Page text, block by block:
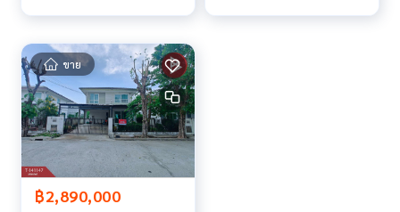
ยี และ นวัตกรรมที่สร้างสรรค์ เพื่อส่งมอบบริการที่ดีที่สุดเพื่อคุณ ใ
ห้บริการด้าน ซื้อ ขาย เช่า อสังหาริมทรัพย์
ขาย
฿2,890,000